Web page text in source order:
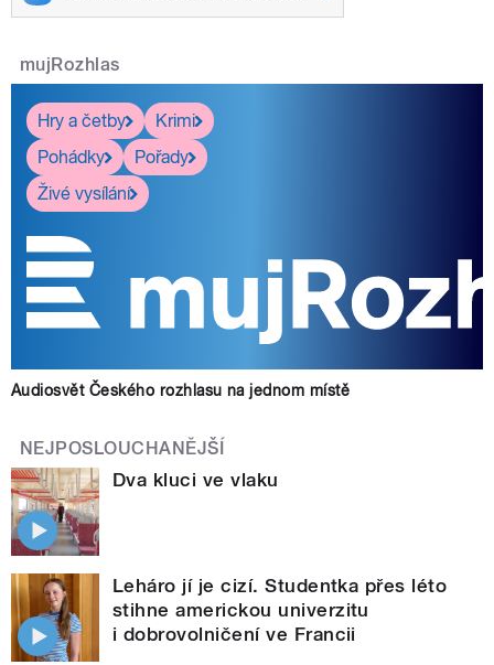
mujRozhlas
Hry a četby
Krimi
Pohádky
Pořady
Živé vysílání
Audiosvět Českého rozhlasu na jednom místě
NEJPOSLOUCHANĚJŠÍ
Dva kluci ve vlaku
Leháro jí je cizí. Studentka přes léto
stihne americkou univerzitu
i dobrovolničení ve Francii